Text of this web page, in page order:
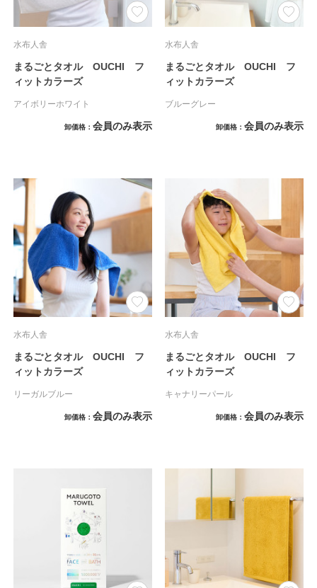
水布人舎
まるごとタオル OUCHI フ
ィットカラーズ
アイボリーホワイト
卸価格 会員のみ表示
水布人舎
まるごとタオル OUCHI フ
ィットカラーズ
ブルーグレー
卸価格 会員のみ表示
水布人舎
まるごとタオル OUCHI フ
ィットカラーズ
リーガルブルー
卸価格 会員のみ表示
水布人舎
まるごとタオル OUCHI フ
ィットカラーズ
キャナリーパール
卸価格 会員のみ表示